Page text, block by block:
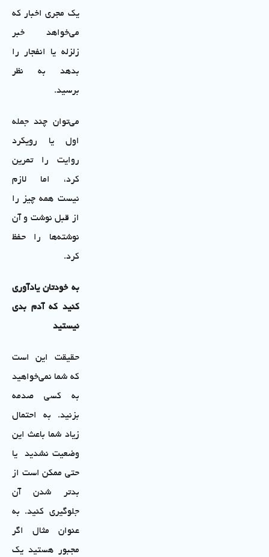
یک مجری اخبار که
می‌خواهد خبر
زلزله یا انفجار را
بدهد به نظر
برسید.
می‌توان چند جمله
اول یا رویکرد
روایت را تمرین
کرد، اما لازم
نیست همه چیز را
از قبل نوشت و آن
نوشته‌ها را حفظ
کرد.
به خودتان یادآوری
کنید که آدم بدی
نیستید
حقیقت این است
که شما نمی‌خواهید
به کسی صدمه
بزنید. به احتمال
زیاد شما باعث این
وضعیت نشدید یا
حتی ممکن است از
بدتر شدن آن
جلوگیری کنید. به
عنوان مثال اگر
مجبور هستید یک